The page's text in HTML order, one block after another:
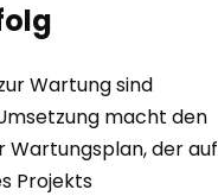
Wartung sind
macht den
Wartungsplan, der auf
Projekts